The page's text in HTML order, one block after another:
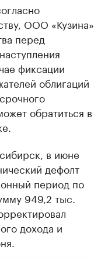
ООО «Кузина»
перед
фиксации
облигаций
обратиться в
в июне
дефолт
период по
949,2 тыс.
дохода и